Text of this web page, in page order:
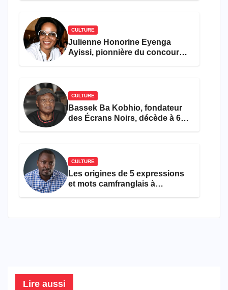
CULTURE
Julienne Honorine Eyenga
Ayissi, pionnière du concours
CULTURE
Bassek Ba Kobhio, fondateur
des Écrans Noirs, décède à 69
CULTURE
Les origines de 5 expressions
et mots camfranglais à
Lire aussi